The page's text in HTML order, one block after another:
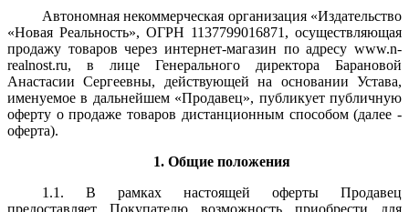
Автономная некоммерческая организация «Издательство
«Новая Реальность», ОГРН 1137799016871 , осуществляющая
продажу товаров через интернет-магазин по адресу www.n-
realnost.ru, в лице Генерального директора Барановой
Анастасии Сергеевны, действующей на основании Устава,
именуемое в дальнейшем «Продавец», публикует публичную
оферту о продаже товаров дистанционным способом (далее -
оферта).
1. Общие положения
1.1. В рамках настоящей оферты Продавец
предоставляет Покупателю возможность приобрести для